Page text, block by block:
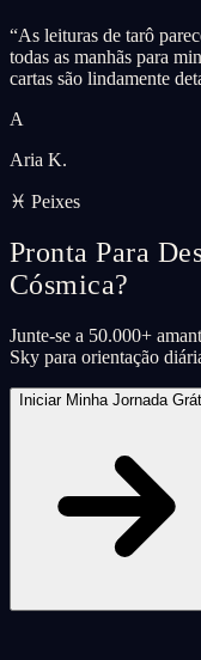
“As leituras de tarô
todas as manhãs para
cartas são lindamente
A
Aria K.
♓ Peixes
Pronta Para
Cósmica?
Junte-se a 50.000+
Sky para orientação
Iniciar Minha Jornada